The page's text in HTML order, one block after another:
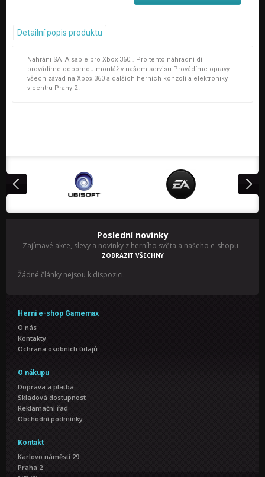
Detailní popis produktu
Nahráni SATA sable pro Xbox 360… Pro tento náhradní díl
provádíme odbornou montáž v našem servisu.Provádíme opravy
všech závad na Xbox 360 a dalších herních konzolí a elektroniky
v centru Prahy 2 .
Poslední novinky
Zajímavé akce, slevy a novinky z herního světa a našeho e-shopu -
ZOBRAZIT VŠECHNY
Žádné články nejsou k dispozici.
Herní e-shop Gamemax
O nás
Kontakty
Ochrana osobních údajů
O nákupu
Doprava a platba
Skladová dostupnost
Reklamační řád
Obchodní podmínky
Kontakt
Karlovo náměstí 29
Praha 2